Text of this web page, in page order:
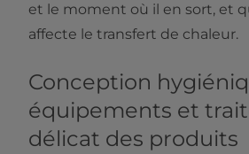
et le moment où il en sort, et
affecte le transfert de chaleur.
Conception
équipements et
délicat des produits